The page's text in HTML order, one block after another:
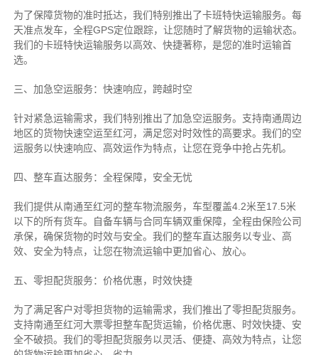
为了保障货物的准时抵达，我们特别推出了卡班特快运输服务。每
天准点发车，全程GPS定位跟踪，让您随时了解货物的运输状态。
我们的卡班特快运输服务以高效、快捷著称，是您的准时运输首
选。
三、加急空运服务：快速响应，跨越时空
针对紧急运输需求，我们特别推出了加急空运服务。支持南通周边
地区的货物快速空运至红河，满足您对时效性的高要求。我们的空
运服务以快速响应、高效运作为特点，让您在竞争中抢占先机。
四、整车直达服务：全程保障，安全无忧
我们提供从南通至红河的整车物流服务，车型覆盖4.2米至17.5米
以下的所有货车。自备车辆与合同车辆双重保障，全程由保险公司
承保，确保货物的时效与安全。我们的整车直达服务以专业、高
效、安全为特点，让您在物流运输中更加省心、放心。
五、零担配货服务：价格优惠，时效快捷
为了满足客户对零担货物的运输需求，我们推出了零担配货服务。
支持南通至红河大票零担整车配货运输，价格优惠、时效快捷、安
全不破损。我们的零担配货服务以灵活、便捷、高效为特点，让您